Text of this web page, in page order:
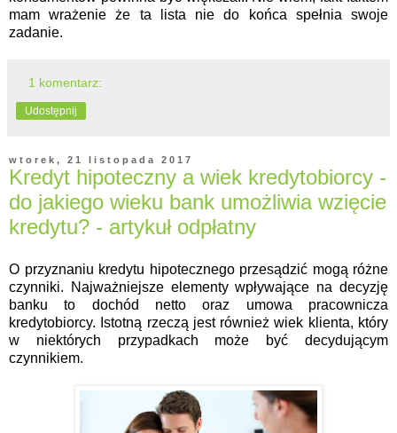
mam wrażenie że ta lista nie do końca spełnia swoje
zadanie.
1 komentarz:
Udostępnij
wtorek, 21 listopada 2017
Kredyt hipoteczny a wiek kredytobiorcy -
do jakiego wieku bank umożliwia wzięcie
kredytu? - artykuł odpłatny
O przyznaniu kredytu hipotecznego przesądzić mogą różne
czynniki. Najważniejsze elementy wpływające na decyzję
banku to dochód netto oraz umowa pracownicza
kredytobiorcy. Istotną rzeczą jest również wiek klienta, który
w niektórych przypadkach może być decydującym
czynnikiem.